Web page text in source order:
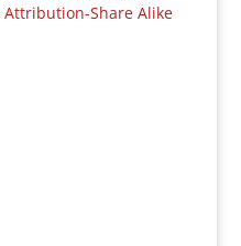
Attribution-Share Alike